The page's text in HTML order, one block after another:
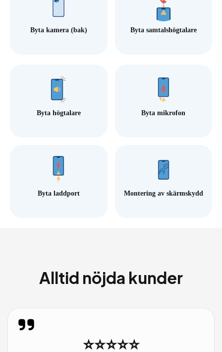
Byta kamera (bak) Byta samtalshögtalare
Byta högtalare Byta mikrofon
Byta laddport Montering av skärmskydd
Alltid nöjda kunder
⭐⭐⭐⭐⭐